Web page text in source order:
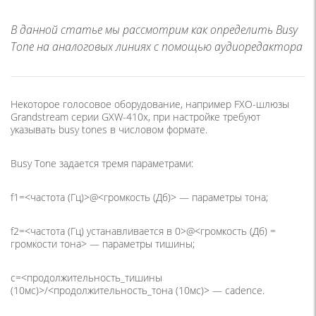
В данной статье мы рассмотрим как определить Busy
Tone на аналоговых линиях с помощью аудиоредактора
Некоторое голосовое оборудование, например FXO-шлюзы
Grandstream серии GXW-410x, при настройке требуют
указывать busy tones в числовом формате.
Busy Tone задается тремя параметрами:
f1=<частота (Гц)>@<громкость (Дб)> — параметры тона;
f2=<частота (Гц) устанавливается в 0>@<громкость (Дб) =
громкости тона> — параметры тишины;
c=<продолжительность_тишины
(10мс)>/<продолжительность_тона (10мс)> — cadence.